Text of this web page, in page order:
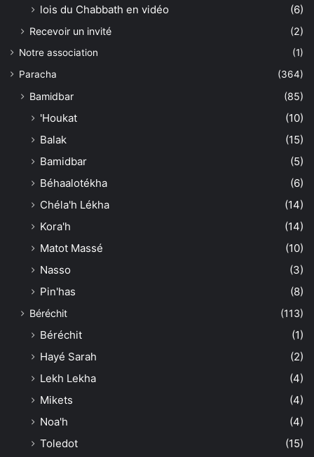
lois du Chabbath en vidéo (6)
Recevoir un invité (2)
Notre association
(1)
Paracha
(364)
Bamidbar (85)
'Houkat
(10)
Balak
(15)
Bamidbar
(5)
Béhaalotékha
(6)
Chéla'h Lékha
(14)
Kora'h
(14)
Matot Massé
(10)
Nasso
(3)
Pin'has
(8)
Béréchit (113)
Béréchit
(1)
Hayé Sarah
(2)
Lekh Lekha
(4)
Mikets
(4)
Noa'h
(4)
Toledot
(15)